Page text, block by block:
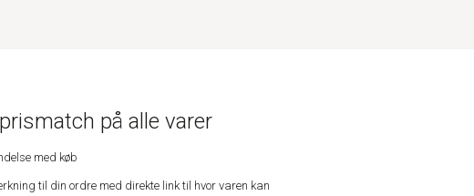
på alle varer
med køb
til din ordre med direkte link til hvor varen kan